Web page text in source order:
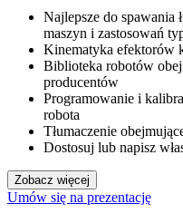
Najlepsze do spawania
maszyn i zastosowań
Kinematyka efektorów
Biblioteka robotów
producentów
Programowanie i
robota
Tłumaczenie
Dostosuj lub napisz
Zobacz więcej
Umów się na prezentację